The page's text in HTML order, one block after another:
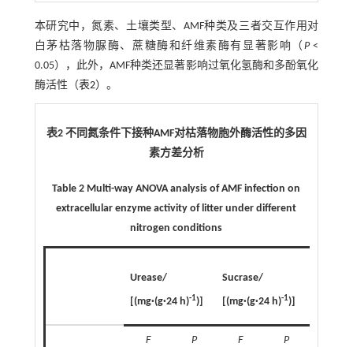
本研究中，氮素、土壤类型、AMF种类及三者交互作用对
白茅枯落物脲酶、蔗糖酶和纤维素酶有显著影响（ P<
0.05），此外，AMF种类还显著影响过氧化氢酶和多酚氧化
酶活性（表2）。
表2 不同氮条件下接种AMF对枯落物胞外酶活性的多因
素方差分析
Table 2 Multi-way ANOVA analysis of AMF infection on
extracellular enzyme activity of litter under different
nitrogen conditions
Urease/
[(mg·(g·24 h)-1)]
Sucrase/
[(mg·(g·24 h)-1)]
F P F P